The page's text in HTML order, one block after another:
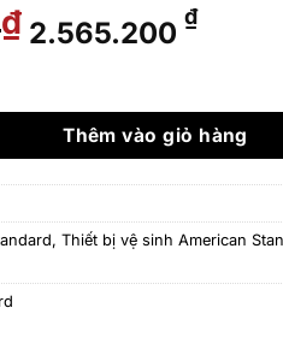
₫ Giá
gốc
2.700.000 ₫.
2.565.200 ₫Giá
là:
Standard WF-3907 số
Thêm vào giỏ hàng
, Thiết bị vệ sinh American